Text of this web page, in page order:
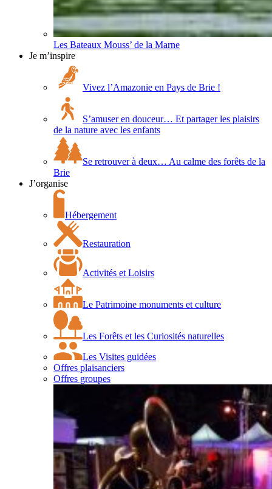
Les Bateaux Mouss’ de la Marne
Je m’inspire
Vivez l’Amazonie en Pays de Brie !
S’amuser en douceur… Et partager les plaisirs
de la nature avec les enfants
Se retrouver à deux… Au calme des forêts de la
Brie
J’organise
Hébergement
Restauration
Activités et Loisirs
Le Patrimoine monuments et culture
Les Forêts et les Curiosités naturelles
Les Visites guidées
Offres plaisanciers
Offres groupes